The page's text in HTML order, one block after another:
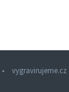
vygravirujeme.cz